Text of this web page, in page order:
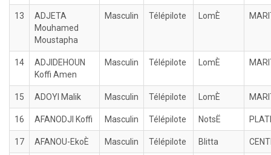
13
ADJETA
Mouhamed
Moustapha
Masculin Télépilote LomÈ
14
ADJIDEHOUN
Koffi Amen
Masculin Télépilote LomÈ
15 ADOYI Malik Masculin Télépilote LomÈ
16 AFANODJI Koffi Masculin Télépilote NotsË
17 AFANOU-EkoÈ Masculin Télépilote Blitta